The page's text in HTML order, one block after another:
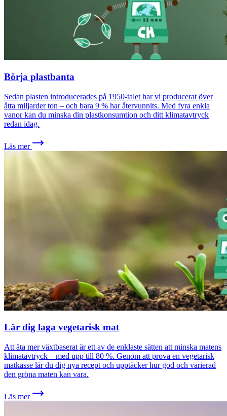
Börja plastbanta
Sedan plasten introducerades på 1950-talet har vi producerat över
åtta miljarder ton – och bara 9 % har återvunnits. Med fyra enkla
vanor kan du minska din plastkonsumtion och ditt klimatavtryck
redan idag.
Läs mer
Lär dig laga vegetarisk mat
Att äta mer växtbaserat är ett av de enklaste sätten att minska matens
klimatavtryck – med upp till 80 %. Genom att prova en vegetarisk
matkasse lär du dig nya recept och upptäcker hur god och varierad
den gröna maten kan vara.
Läs mer